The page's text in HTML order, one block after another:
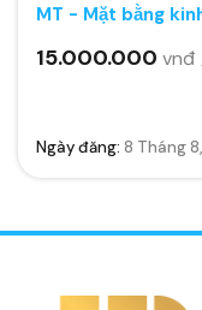
MT - Mặt bằng
15.000.000 vnđ
Ngày đăng: 8 Tháng